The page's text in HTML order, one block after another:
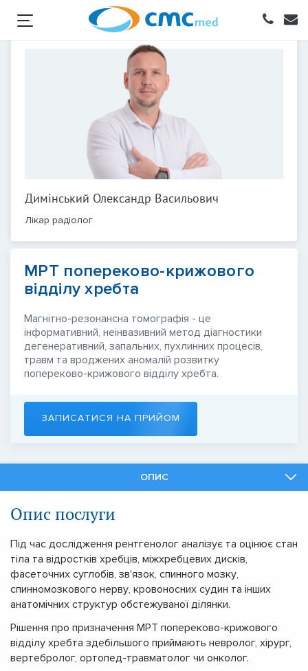
Димінський Олександр Васильович
Лікар радіолог
МРТ попереково-крижового
відділу хребта
Магнітно-резонансна томографія - це
інформативний, неінвазивний метод діагностики
дегенеративний, запальних, пухлинних процесів,
травм та вроджених аномалій розвитку
попереково-крижового відділу хребта.
ЗАПИСАТИСЯ НА ПРИЙОМ
ОПИС
Опис послуги
Під час дослідження рентгенолог аналізує та оцінює стан
тіла та відростків хребців, міжхребцевих дисків,
фасеточних суглобів, зв'язок, спинного мозку,
спинномозкового нерву, кровоносних судин та інших
анатомічних структур обстежуваної ділянки.
Рішення про призначення МРТ попереково-крижового
відділу хребта здебільшого приймають невролог, хірург,
вертебролог, ортопед-травматолог чи онколог.